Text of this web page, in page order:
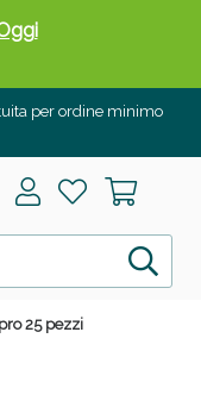
per ordine minimo
25 pezzi